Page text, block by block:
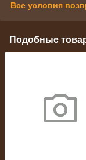
Все условия
Подобные